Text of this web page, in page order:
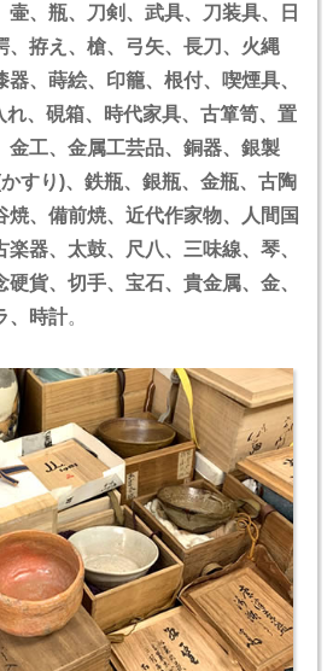
壷、瓶、刀剣、武具、刀装具、日
、拵え、槍、弓矢、長刀、火縄
、蒔絵、印籠、根付、喫煙具、
れ、硯箱、時代家具、古箪笥、置
金工、金属工芸品、銅器、銀製
すり)、鉄瓶、銀瓶、金瓶、古陶
焼、備前焼、近代作家物、人間国
器、太鼓、尺八、三味線、琴、
貨、切手、宝石、貴金属、金、
、時計。